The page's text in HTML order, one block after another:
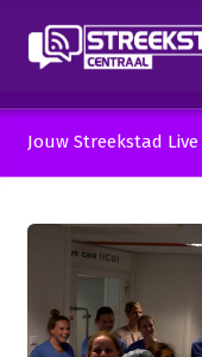
Jouw Streekstad Live